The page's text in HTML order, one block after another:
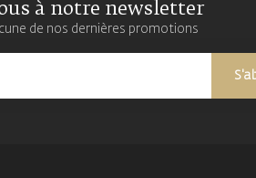
à notre newsletter
de nos dernières promotions